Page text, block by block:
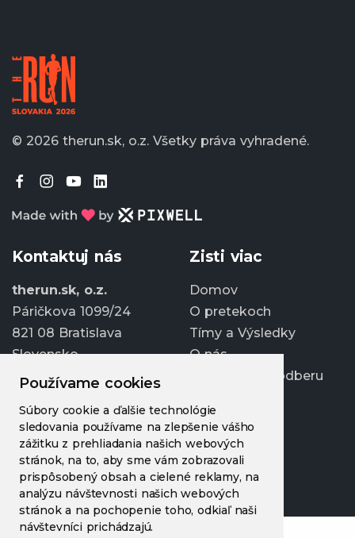
Používame cookies
Súbory cookie a ďalšie technológie
sledovania používame na zlepšenie vášho
zážitku z prehliadania našich webových
stránok, na to, aby sme vám zobrazovali
prispôsobený obsah a cielené reklamy, na
analýzu návštevnosti našich webových
stránok a na pochopenie toho, odkiaľ naši
návštevníci prichádzajú.
© 2026 therun.sk, o.z. Všetky práva vyhradené.
Kontaktuj nás
therun.sk, o.z.
Páričkova 1099/24
821 08 Bratislava
Slovensko
info@therun.sk
+421 907 807 363
Upraviť cookies
Zisti viac
Domov
O pretekoch
Tímy a Výsledky
O nás
Prihlásiť sa k odberu